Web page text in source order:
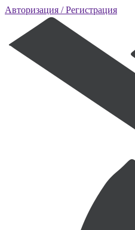
Авторизация / Регистрация